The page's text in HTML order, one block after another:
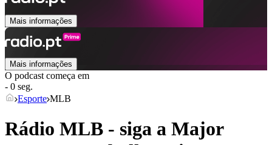
Mais informações
Mais informações
O podcast começa em
- 0 seg.
Esporte MLB
Rádio MLB - siga a Major